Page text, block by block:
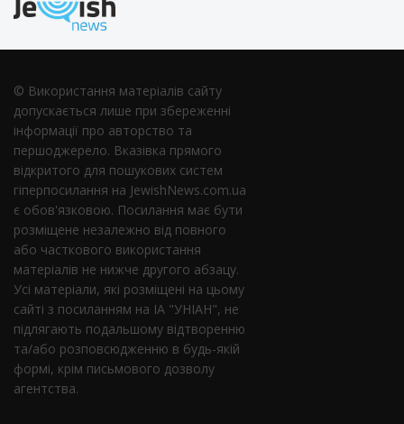
© Використання матеріалів сайту
допускається лише при збереженні
інформації про авторство та
першоджерело. Вказівка ​​прямого
відкритого для пошукових систем
гіперпосилання на JewishNews.com.ua
є обов'язковою. Посилання має бути
розміщене незалежно від повного
або часткового використання
матеріалів не нижче другого абзацу.
Усі матеріали, які розміщені на цьому
сайті з посиланням на ІА "УНІАН", не
підлягають подальшому відтворенню
та/або розповсюдженню в будь-якій
формі, крім письмового дозволу
агентства.